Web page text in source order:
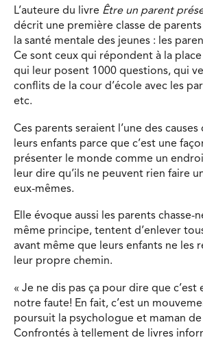
L’auteure du livre Être un parent
décrit une première classe de
la santé mentale des jeunes : les
Ce sont ceux qui répondent à la
qui leur posent 1000 questions, qui
conflits de la cour d’école avec les
etc.
Ces parents seraient l’une des causes
leurs enfants parce que c’est une
présenter le monde comme un
leur dire qu’ils ne peuvent rien faire
eux-mêmes.
Elle évoque aussi les parents chasse-
même principe, tentent d’enlever
avant même que leurs enfants ne les
leur propre chemin.
« Je ne dis pas ça pour dire que
notre faute! En fait, c’est un
poursuit la psychologue et maman
Confrontés à tellement de livres